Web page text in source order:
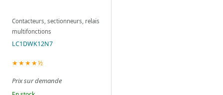
Contacteurs, sectionneurs, relais
multifonctions
LC1DWK12N7
★★★★½
Prix sur demande